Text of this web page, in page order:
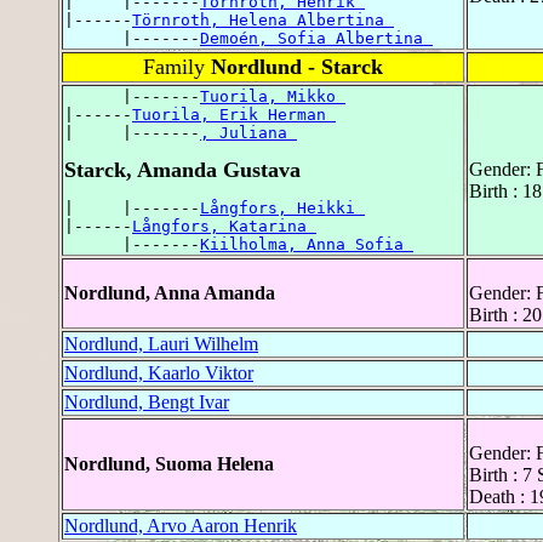
|------Törnroth, Helena Albertina
      |-------
Demoén, Sofia Albertina
Family Nordlund - Starck
      |-------
Tuorila, Mikko
|------Tuorila, Erik Herman
|     |------- , Juliana
Starck, Amanda Gustava
|     |------- Långfors, Heikki
|------ Långfors, Katarina
      |-------
Kiilholma, Anna Sofia
Gender:
Birth :
Nordlund, Anna Amanda
Gender:
Birth :
Nordlund, Lauri Wilhelm
Nordlund, Kaarlo Viktor
Nordlund, Bengt Ivar
Nordlund, Suoma Helena
Gender:
Birth : 7
Death :
Nordlund, Arvo Aaron Henrik